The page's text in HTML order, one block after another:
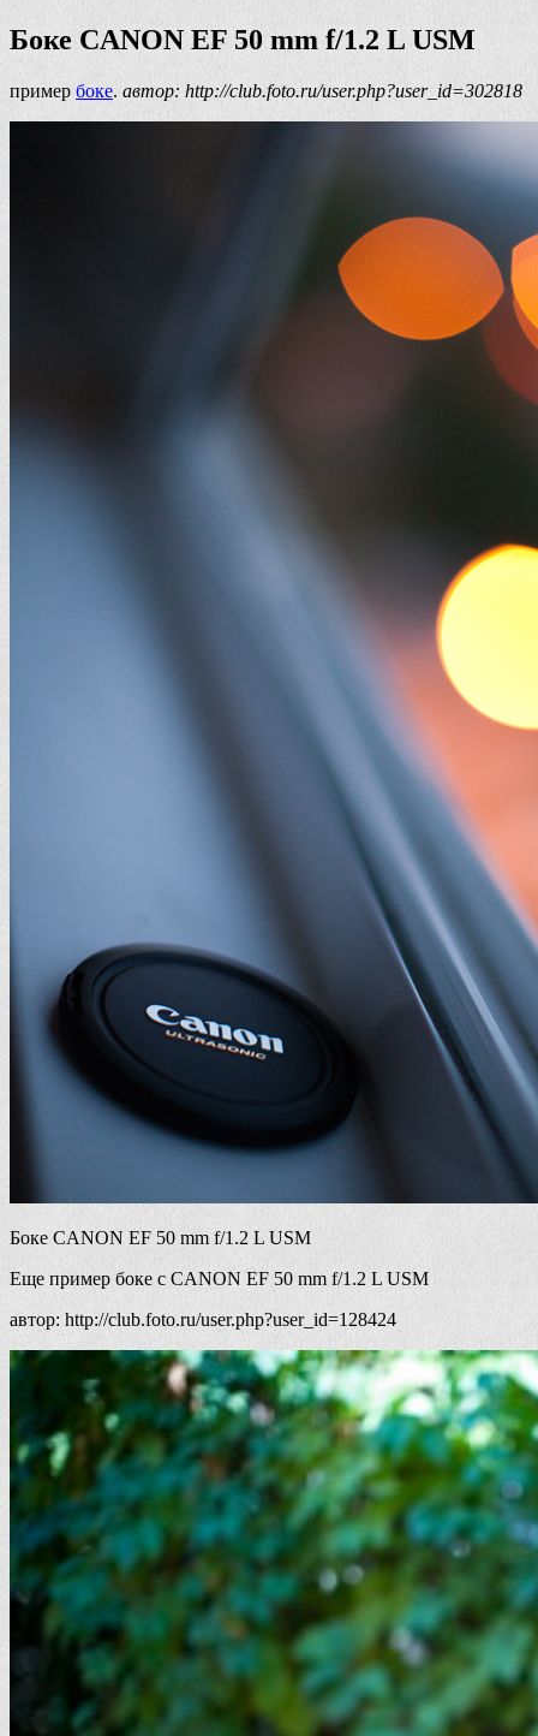
Боке CANON EF 50 mm f/1.2 L USM
пример боке. автор: http://club.foto.ru/user.php?user_id=302818
Боке CANON EF 50 mm f/1.2 L USM
Еще пример боке с CANON EF 50 mm f/1.2 L USM
автор: http://club.foto.ru/user.php?user_id=128424